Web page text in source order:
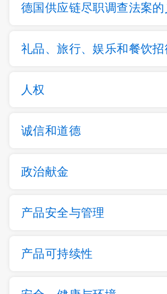
德国供应链尽职调查法案的
礼品、旅行、娱乐和餐饮招
人权
诚信和道德
政治献金
产品安全与管理
产品可持续性